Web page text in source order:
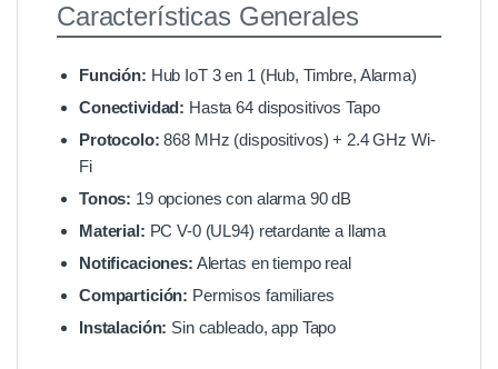
Características Generales
Función: Hub IoT 3 en 1 (Hub, Timbre, Alarma)
Conectividad: Hasta 64 dispositivos Tapo
Protocolo: 868 MHz (dispositivos) + 2.4 GHz Wi-
Fi
Tonos: 19 opciones con alarma 90 dB
Material: PC V-0 (UL94) retardante a llama
Notificaciones: Alertas en tiempo real
Compartición: Permisos familiares
Instalación: Sin cableado, app Tapo